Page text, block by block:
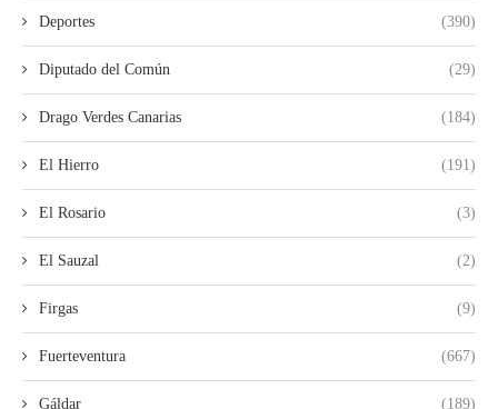
Deportes (390)
Diputado del Común (29)
Drago Verdes Canarias (184)
El Hierro (191)
El Rosario (3)
El Sauzal (2)
Firgas (9)
Fuerteventura (667)
Gáldar (189)